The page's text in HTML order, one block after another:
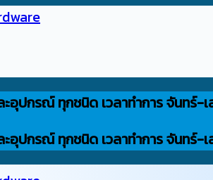
อุปกรณ์ ทุกชนิด เวลาทำการ จันทร์-
อุปกรณ์ ทุกชนิด เวลาทำการ จันทร์-